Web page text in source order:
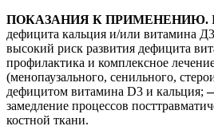
ПОКАЗАНИЯ К ПРИМЕНЕНИЮ.
дефицита кальция и/или витамина
высокий риск развития дефицита
профилактика и комплексное
(менопаузального, сенильного,
дефицитом витамина D3 и кальция;
замедление процессов
костной ткани.